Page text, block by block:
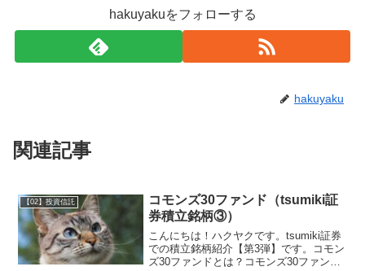
hakuyakuをフォローする
hakuyaku
関連記事
【02】投資信託
コモンズ30ファンド（tsumiki証
券積立銘柄③）
こんにちは！ハクヤクです。tsumiki証券
での積立銘柄紹介【第3弾】です。コモン
ズ30ファンドとは？コモンズ30ファンド